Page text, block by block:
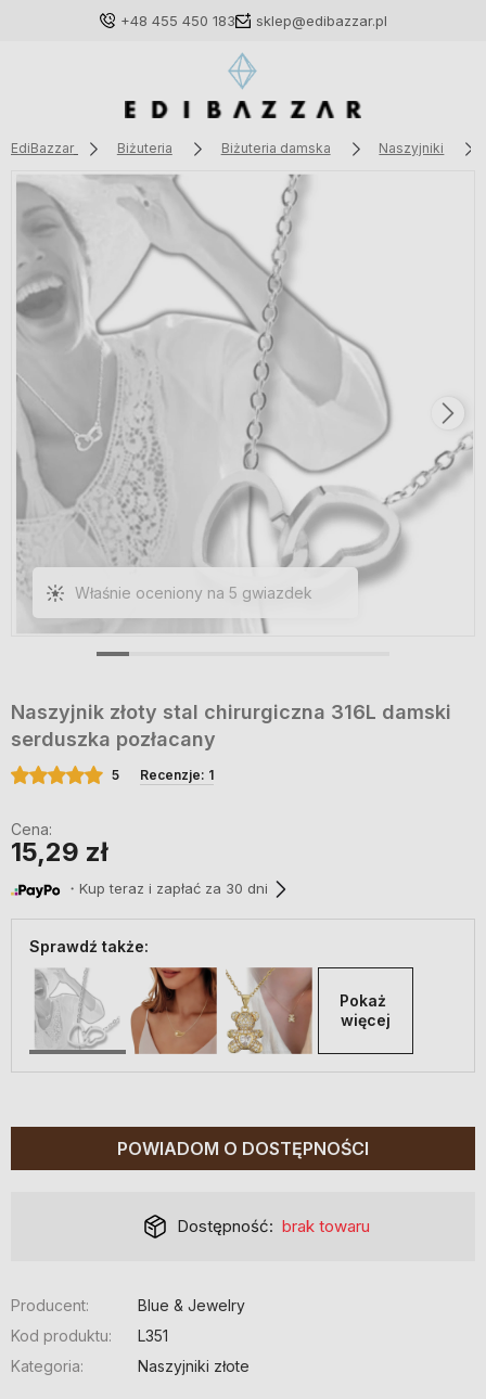
+48 455 450 183 sklep@edibazzar.pl
Załóż konto
Wybierz coś dla siebie z naszej aktualnej oferty lub
zaloguj się, aby przywrócić dodane produkty do listy
z poprzedniej sesji.
EdiBazzar Biżuteria Biżuteria damska Naszyjniki
Właśnie oceniony na 5 gwiazdek
Naszyjnik złoty stal chirurgiczna 316L damski
serduszka pozłacany
5 Recenzje: 1
Cena:
15,29 zł
・Kup teraz i zapłać za 30 dni
Sprawdź także:
Pokaż
więcej
POWIADOM O DOSTĘPNOŚCI
Dostępność: brak towaru
Producent:
Blue & Jewelry
Kod produktu:
L351
Kategoria:
Naszyjniki złote